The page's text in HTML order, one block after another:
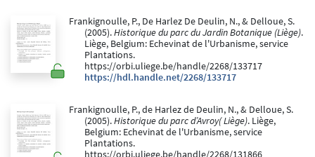
Frankignoulle, P., De Harlez De Deulin, N., & Delloue, S.
(2005).Historique du parc du Jardin Botanique (Liège).
Liège, Belgium: Echevinat de l'Urbanisme, service
Plantations.
https://orbi.uliege.be/handle/2268/133717
https://hdl.handle.net/2268/133717
Frankignoulle, P., de Harlez de Deulin, N., & Delloue, S.
(2005).Historique du parc d’Avroy( Liège). Liège,
Belgium: Echevinat de l'Urbanisme, service
Plantations.
https://orbi.uliege.be/handle/2268/131866